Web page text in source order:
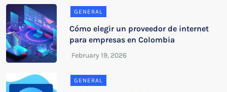
GENERAL
Cómo elegir un proveedor de internet
para empresas en Colombia
GENERAL